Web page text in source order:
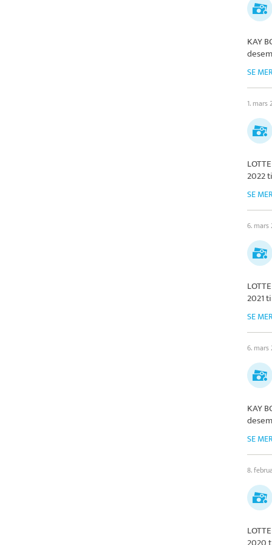
KAY
SE
1. mars
2022
SE
6. mars
2021
SE
6. mars
KAY
SE
8.